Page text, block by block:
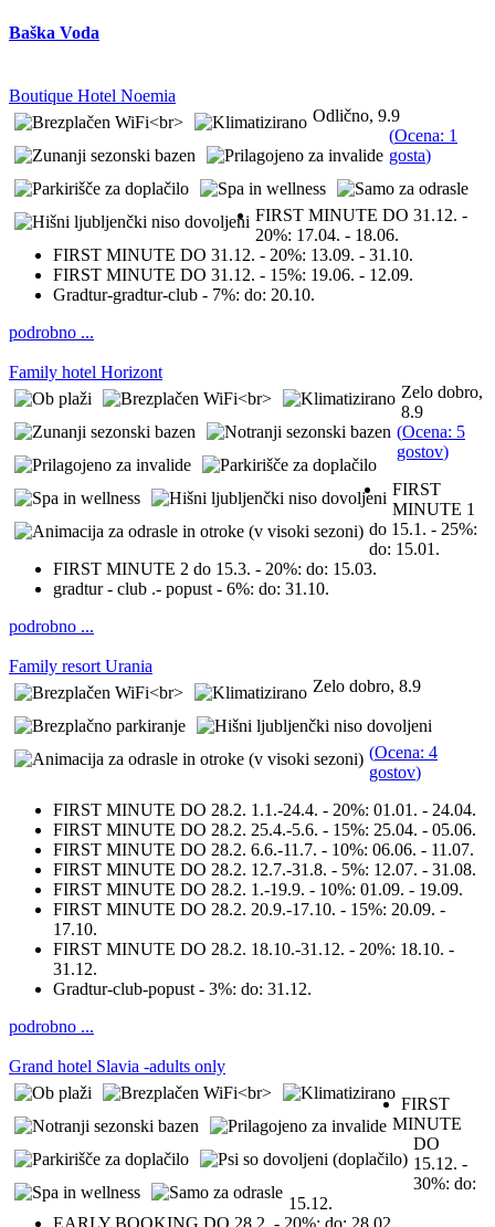
Baška Voda
Boutique Hotel Noemia
Odlično, 9.9
(Ocena: 1
gosta)
FIRST MINUTE DO 31.12. -
20%: 17.04. - 18.06.
FIRST MINUTE DO 31.12. - 20%: 13.09. - 31.10.
FIRST MINUTE DO 31.12. - 15%: 19.06. - 12.09.
Gradtur-gradtur-club - 7%: do: 20.10.
podrobno ...
Family hotel Horizont
Zelo dobro,
8.9
(Ocena: 5
gostov)
FIRST
MINUTE 1
do 15.1. - 25%:
do: 15.01.
FIRST MINUTE 2 do 15.3. - 20%: do: 15.03.
gradtur - club .- popust - 6%: do: 31.10.
podrobno ...
Family resort Urania
Zelo dobro, 8.9
(Ocena: 4
gostov)
FIRST MINUTE DO 28.2. 1.1.-24.4. - 20%: 01.01. - 24.04.
FIRST MINUTE DO 28.2. 25.4.-5.6. - 15%: 25.04. - 05.06.
FIRST MINUTE DO 28.2. 6.6.-11.7. - 10%: 06.06. - 11.07.
FIRST MINUTE DO 28.2. 12.7.-31.8. - 5%: 12.07. - 31.08.
FIRST MINUTE DO 28.2. 1.-19.9. - 10%: 01.09. - 19.09.
FIRST MINUTE DO 28.2. 20.9.-17.10. - 15%: 20.09. -
17.10.
FIRST MINUTE DO 28.2. 18.10.-31.12. - 20%: 18.10. -
31.12.
Gradtur-club-popust - 3%: do: 31.12.
podrobno ...
Grand hotel Slavia -adults only
FIRST
MINUTE
DO
15.12. -
30%: do:
15.12.